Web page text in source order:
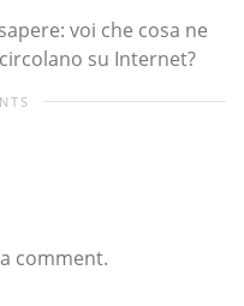
voi che cosa ne
su Internet?
comment.